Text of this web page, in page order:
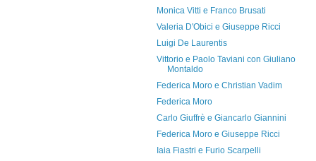
Monica Vitti e Franco Brusati
Valeria D'Obici e Giuseppe Ricci
Luigi De Laurentis
Vittorio e Paolo Taviani con Giuliano
Montaldo
Federica Moro e Christian Vadim
Federica Moro
Carlo Giuffrè e Giancarlo Giannini
Federica Moro e Giuseppe Ricci
Iaia Fiastri e Furio Scarpelli